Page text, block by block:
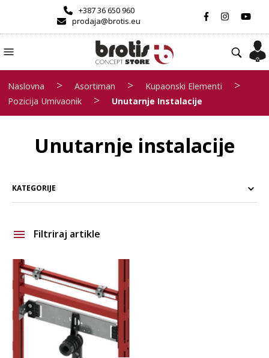
+387 36 650 960
prodaja@brotis.eu
Naslovna > Asortiman > Kupaonski Elementi >
Pozicija Umivaonik > Unutarnje Instalacije
Unutarnje instalacije
KATEGORIJE
Filtriraj artikle
Vrsta asortimana